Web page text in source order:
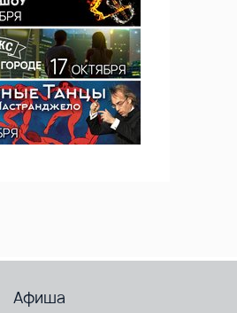
Афиша